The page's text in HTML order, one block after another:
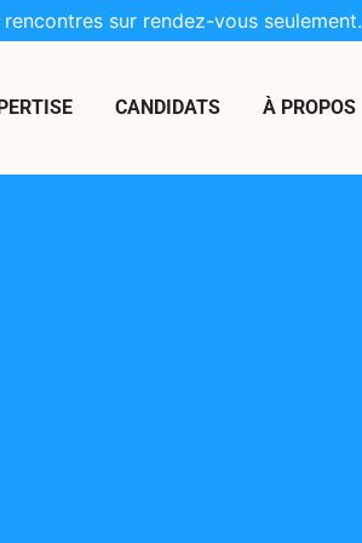
sur rendez-vous seulement.
CANDIDATS À PROPOS